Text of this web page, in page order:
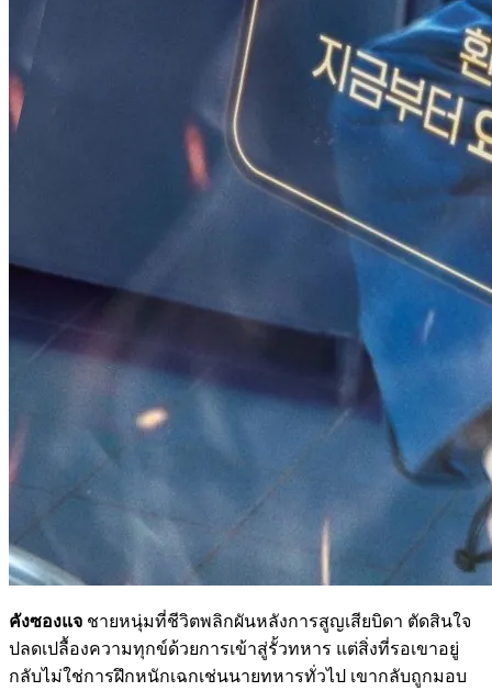
คังซองแจ ชายหนุ่มที่ชีวิตพลิกผันหลังการสูญเสียบิดา ตัดสินใจ
ปลดเปลื้องความทุกข์ด้วยการเข้าสู่รั้วทหาร แต่สิ่งที่รอเขาอยู่
กลับไม่ใช่การฝึกหนักเฉกเช่นนายทหารทั่วไป เขากลับถูกมอบ